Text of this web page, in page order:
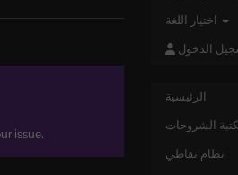
الدخول
الرئيسية
الشروحات
نظام نقاطي
issue.